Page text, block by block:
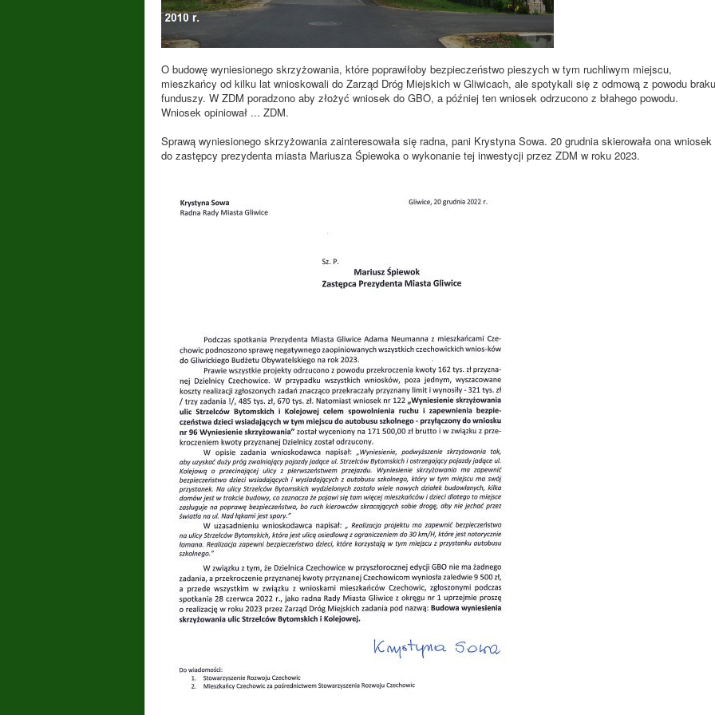
O budowę wyniesionego skrzyżowania, które poprawiłoby bezpieczeństwo pieszych w tym ruchliwym miejscu,
mieszkańcy od kilku lat wnioskowali do Zarząd Dróg Miejskich w Gliwicach, ale spotykali się z odmową z powodu braku
funduszy. W ZDM poradzono aby złożyć wniosek do GBO, a później ten wniosek odrzucono z błahego powodu.
Wniosek opiniował ... ZDM.
Sprawą wyniesionego skrzyżowania zainteresowała się radna, pani Krystyna Sowa. 20 grudnia skierowała ona wniosek
do zastępcy prezydenta miasta Mariusza Śpiewoka o wykonanie tej inwestycji przez ZDM w roku 2023.